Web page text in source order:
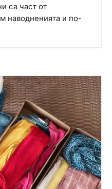
са част от
наводненията и по-